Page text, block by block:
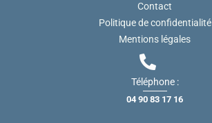
Contact
Politique de confidentialité
Mentions légales
Téléphone :
04 90 83 17 16